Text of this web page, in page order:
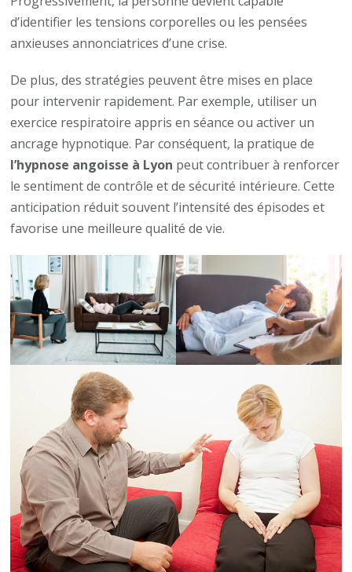
d’identifier les tensions corporelles ou les pensées
anxieuses annonciatrices d’une crise.
De plus, des stratégies peuvent être mises en place
pour intervenir rapidement. Par exemple, utiliser un
exercice respiratoire appris en séance ou activer un
ancrage hypnotique. Par conséquent, la pratique de
l’hypnose angoisse à Lyon peut contribuer à renforcer
le sentiment de contrôle et de sécurité intérieure. Cette
anticipation réduit souvent l’intensité des épisodes et
favorise une meilleure qualité de vie.